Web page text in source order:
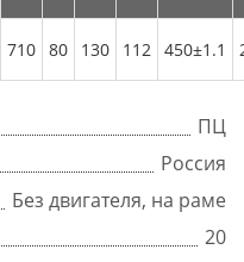
710 80 130 112 450±1.1
ПЦ
Россия
Без двигателя, на раме
20